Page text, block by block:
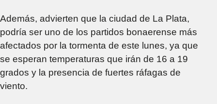
Además, advierten que la ciudad de La Plata,
podría ser uno de los partidos bonaerense más
afectados por la tormenta de este lunes, ya que
se esperan temperaturas que irán de 16 a 19
grados y la presencia de fuertes ráfagas de
viento.